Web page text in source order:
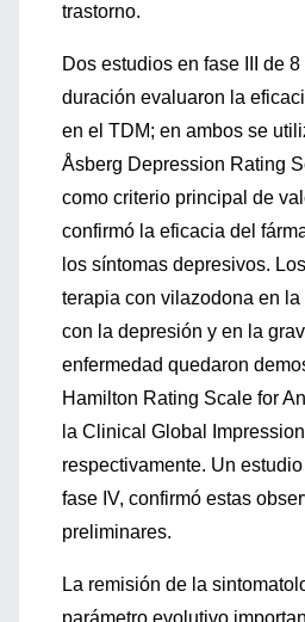
trastorno.
Dos estudios en fase III de
duración evaluaron la
en el TDM; en ambos se
Åsberg Depression Rating
como criterio principal de
confirmó la eficacia del
los síntomas depresivos.
terapia con vilazodona en
con la depresión y en la
enfermedad quedaron
Hamilton Rating Scale for
la Clinical Global
respectivamente. Un
fase IV, confirmó estas
preliminares.
La remisión de la
parámetro evolutivo